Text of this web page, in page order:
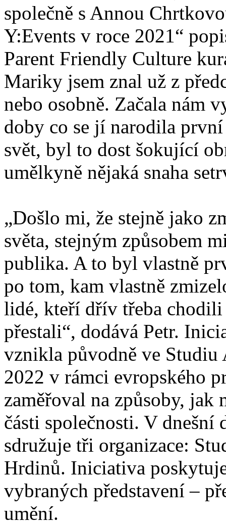
společně s Annou
Y:Events v roce 2021“
Parent Friendly Culture
Mariky jsem znal už z
nebo osobně. Začala nám
doby co se jí narodila
svět, byl to dost šokující
umělkyně nějaká snaha
„Došlo mi, že stejně jako
světa, stejným způsobem
publika. A to byl vlastně
po tom, kam vlastně
lidé, kteří dřív třeba chodili
přestali“, dodává Petr.
vznikla původně ve Studiu
2022 v rámci evropského
zaměřoval na způsoby,
části společnosti. V dnešní
sdružuje tři organizace:
Hrdinů. Iniciativa
vybraných představení –
umění.